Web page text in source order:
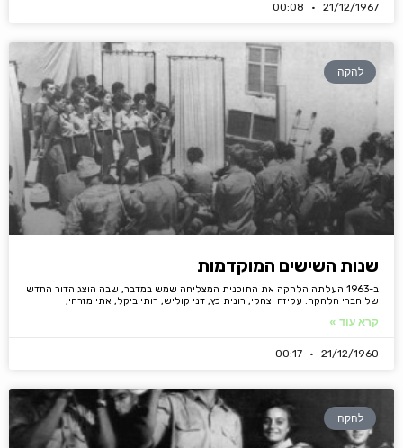
21/12/1967
להקה
שנות השישים המוקדמות
ב-1963 העלתה הלהקה את התוכנית המצליחה שמש במדבר, שבה הוצג הדור החדש
של חברי הלהקה: עליזה יצחקי, רונית כץ, דני קוליש, רותי ביקל, אתי מזרחי,
קרא עוד »
21/12/1960
להקה